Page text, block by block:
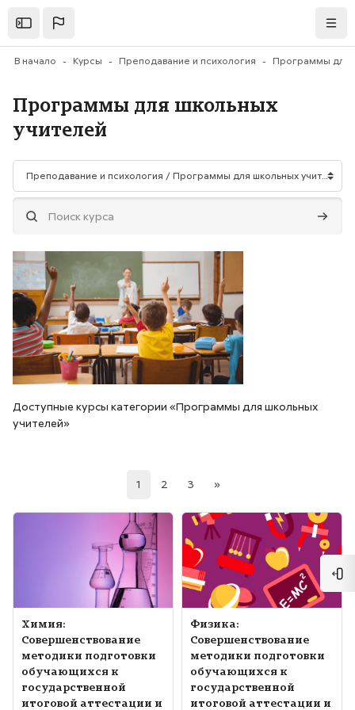
Открыть
В начало Курсы Преподавание и психология
Программы для школьных
учителей
Категории курсов
Поиск курса Поиск
Доступные курсы категории «Программы для школьных
учителей»
1(current)
2 3 »
Следующая страница
Изображение курса" Химия: Совершенствование методики
Изображение курса
Название курса
Химия:
Совершенствование
методики подготовки
обучающихся к
государственной
итоговой аттестации и
Изображение курса" Физика:
Изображение курса
Название курса
Физика:
Совершенствование
методики подготовки
обучающихся к
государственной
итоговой аттестации и